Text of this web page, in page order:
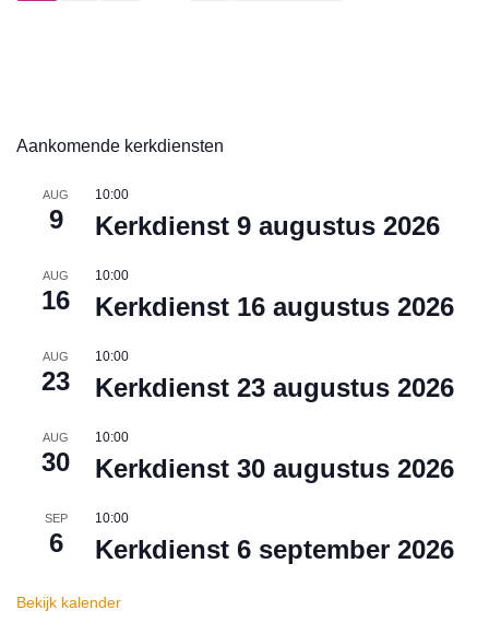
Aankomende kerkdiensten
AUG
9
10:00
Kerkdienst 9 augustus 2026
AUG
16
10:00
Kerkdienst 16 augustus 2026
AUG
23
10:00
Kerkdienst 23 augustus 2026
AUG
30
10:00
Kerkdienst 30 augustus 2026
SEP
6
10:00
Kerkdienst 6 september 2026
Bekijk kalender